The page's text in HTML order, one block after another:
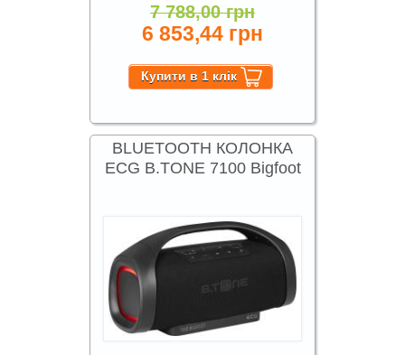
7 788,00 грн
6 853,44 грн
BLUETOOTH КОЛОНКА
ECG B.TONE 7100 Bigfoot